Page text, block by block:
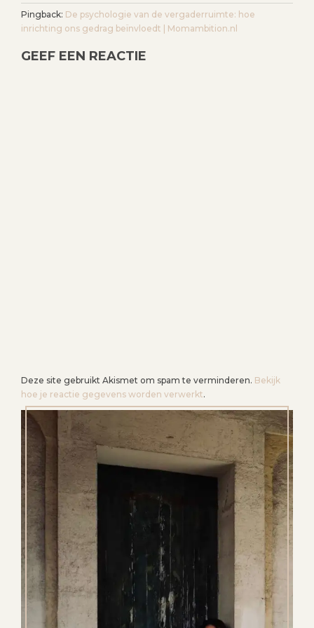
A
V
G
Pingback: De psychologie van de vergaderruimte: hoe
inrichting ons gedrag beïnvloedt | Momambition.nl
GEEF EEN REACTIE
Deze site gebruikt Akismet om spam te verminderen. Bekijk
hoe je reactie gegevens worden verwerkt.